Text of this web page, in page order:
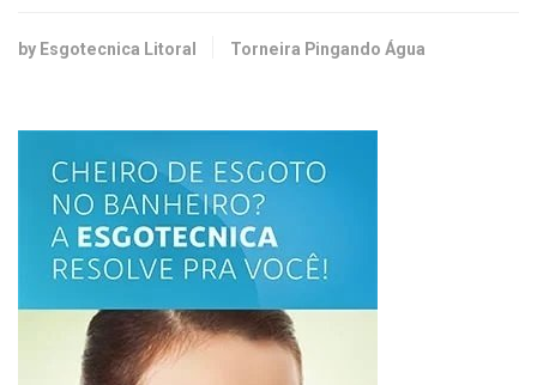
by Esgotecnica Litoral Torneira Pingando Água